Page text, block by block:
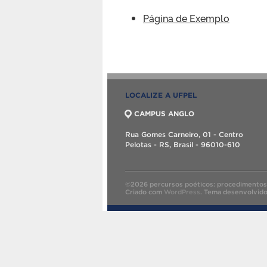
Página de Exemplo
LOCALIZE A UFPEL
CAMPUS ANGLO
Rua Gomes Carneiro, 01 - Centro
Pelotas - RS, Brasil - 96010-610
©2026 percursos poéticos:
Criado com WordPress. Tema